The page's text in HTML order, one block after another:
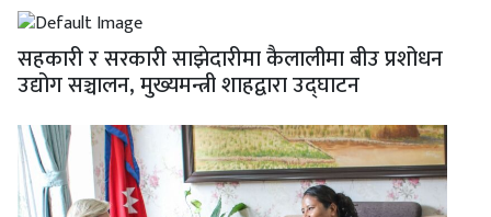
सहकारी र सरकारी साझेदारीमा कैलालीमा बीउ प्रशोधन
उद्योग सञ्चालन, मुख्यमन्त्री शाहद्वारा उद्घाटन